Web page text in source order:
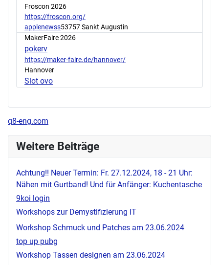
Froscon 2026
https://froscon.org/
applenewss53757 Sankt Augustin
MakerFaire 2026
pokerv
https://maker-faire.de/hannover/
Hannover
Slot ovo
q8-eng.com
Weitere Beiträge
Achtung!! Neuer Termin: Fr. 27.12.2024, 18 - 21 Uhr:
Nähen mit Gurtband! Und für Anfänger: Kuchentasche
9koi login
Workshops zur Demystifizierung IT
Workshop Schmuck und Patches am 23.06.2024
top up pubg
Workshop Tassen designen am 23.06.2024